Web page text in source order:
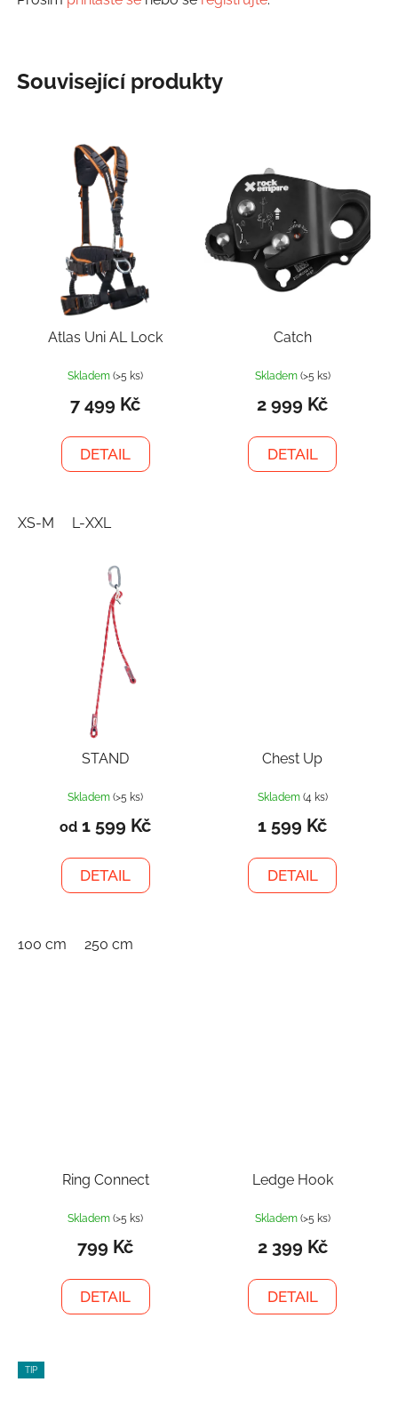
Související produkty
Atlas Uni AL Lock
Skladem(>5 ks)
7 499 Kč
DETAIL
XS-M L-XXL
Catch
Skladem (>5 ks)
2 999 Kč
DETAIL
STAND
Skladem(>5 ks)
od 1 599 Kč
DETAIL
100 cm 250 cm
Chest Up
Skladem (4 ks)
1 599 Kč
DETAIL
Ring Connect
Skladem(>5 ks)
799 Kč
DETAIL
Ledge Hook
Skladem (>5 ks)
2 399 Kč
DETAIL
TIP